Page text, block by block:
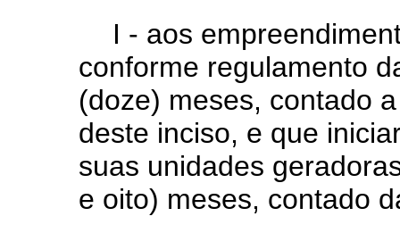
I - aos
conforme regulamento
(doze) meses, contado
deste inciso, e que
suas unidades
e oito) meses, contado